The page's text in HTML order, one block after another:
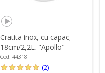
Cratita inox, cu capac,
18cm/2,2L, "Apollo" -
Demeyere
Cod: 44318
(2)